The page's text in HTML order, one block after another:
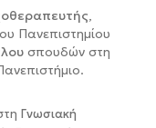
,
Πανεπιστημίου
σπουδών στη
Γνωσιακή